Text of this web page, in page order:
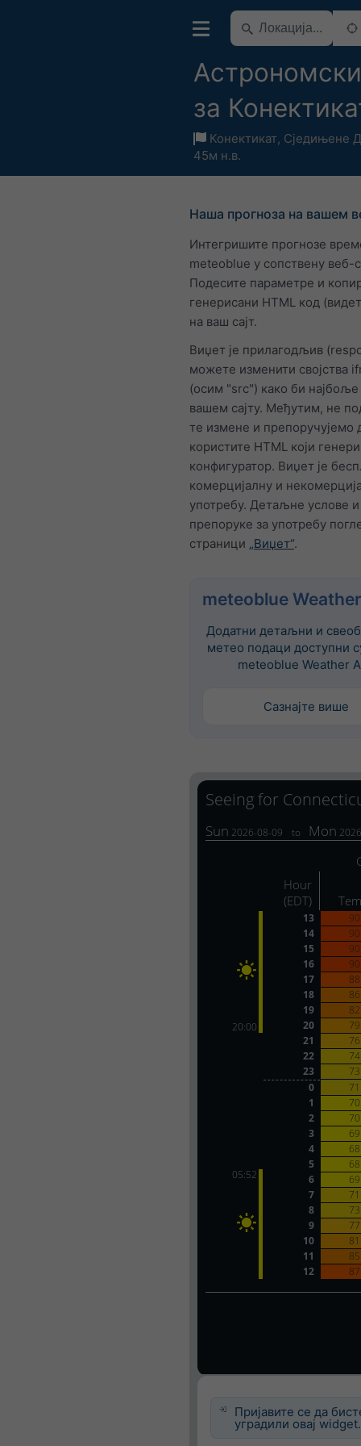
за
Конектикат, Сједињене
45м н.в.
Наша прогноза на вашем
Интегришите прогнозе
meteoblue у сопствену веб-
Подесите параметре и
генерисани HTML код
на ваш сајт.
Виџет је прилагодљив
можете изменити својства
(осим "src") како би најбоље
вашем сајту. Међутим, не
те измене и препоручујемо
користите HTML који
конфигуратор. Виџет је
комерцијалну и
употребу. Детаљне услове и
препоруке за употребу
страници „Виџет“.
meteoblue
Додатни детаљни и
метео подаци доступни
meteoblue Weather
Сазнајте више
Пријавите се да
уградили овај widget.